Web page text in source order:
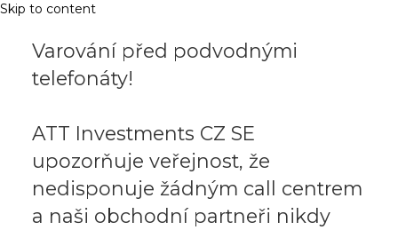
Skip to content
Varování před podvodnými
telefonáty!
ATT Investments CZ SE
upozorňuje veřejnost, že
nedisponuje žádným call centrem
a naši obchodní partneři nikdy